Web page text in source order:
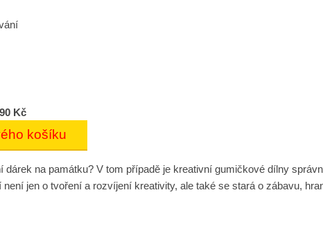
Kč
dárek na památku? V tom případě je kreativní gumičkové dílny
jen o tvoření a rozvíjení kreativity, ale také se stará o zábavu,